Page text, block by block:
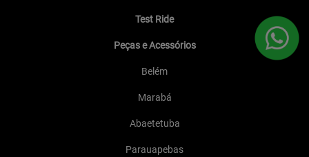
Test Ride
Peças e Acessórios
Belém
Marabá
Abaetetuba
Parauapebas